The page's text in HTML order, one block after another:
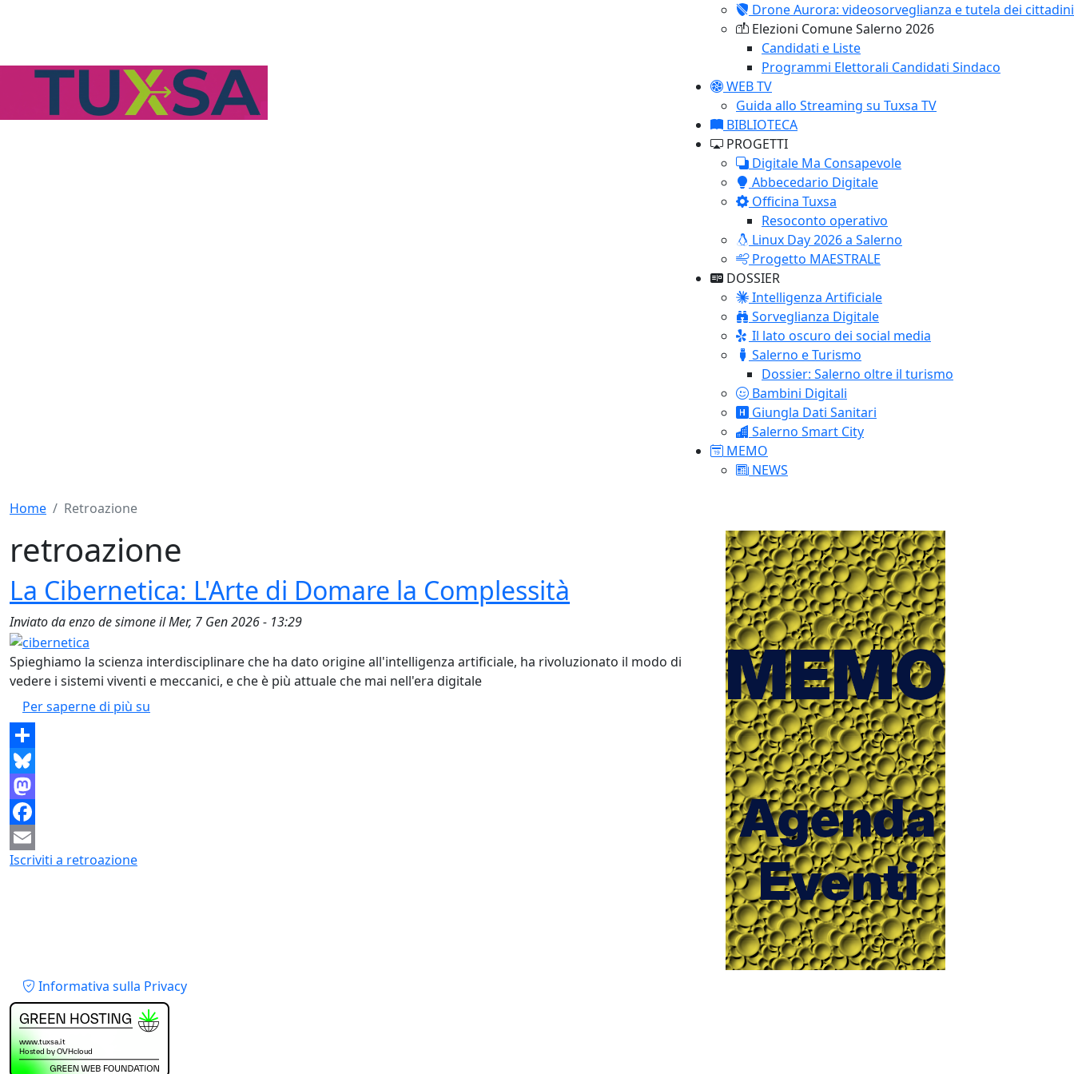
Drone Aurora: videosorveglianza e tutela dei cittadini
Elezioni Comune Salerno 2026
Candidati e Liste
Programmi Elettorali Candidati Sindaco
WEB TV
Guida allo Streaming su Tuxsa TV
BIBLIOTECA
PROGETTI
Digitale Ma Consapevole
Abbecedario Digitale
Officina Tuxsa
Resoconto operativo
Linux Day 2026 a Salerno
Progetto MAESTRALE
DOSSIER
Intelligenza Artificiale
Sorveglianza Digitale
Il lato oscuro dei social media
Salerno e Turismo
Dossier: Salerno oltre il turismo
Bambini Digitali
Giungla Dati Sanitari
Salerno Smart City
MEMO
NEWS
Home Retroazione
retroazione
La Cibernetica: L'Arte di Domare la Complessità
Inviato daenzo de simoneilMer, 7 Gen 2026 - 13:29
Spieghiamo la scienza interdisciplinare che ha dato origine all'intelligenza artificiale, ha rivoluzionato il modo di
vedere i sistemi viventi e meccanici, e che è più attuale che mai nell'era digitale
Per saperne di più su
Share
Bluesky
Mastodon
Facebook
Email
Iscriviti a retroazione
Piè di pagina
Informativa sulla Privacy